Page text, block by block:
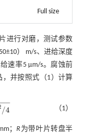
Full size
进行对磨，测试参数
） m/s、进给深度
速率5 μm/s。腐蚀前
，并按照式（1） 计算
/4
−
−
（1）
；R 为带叶片转盘半